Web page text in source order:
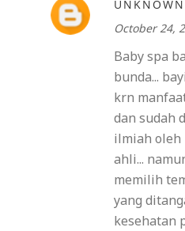
UNKNOWN
October 24,
Baby spa
bunda...
krn
dan sudah
ilmiah
ahli...
memilih
yang
kesehatan